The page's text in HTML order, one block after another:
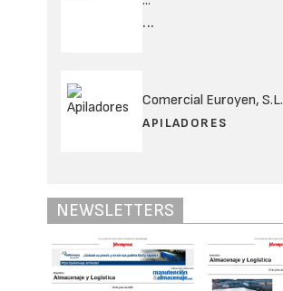
...
Comercial Euroyen, S.L.
APILADORES
NEWSLETTERS